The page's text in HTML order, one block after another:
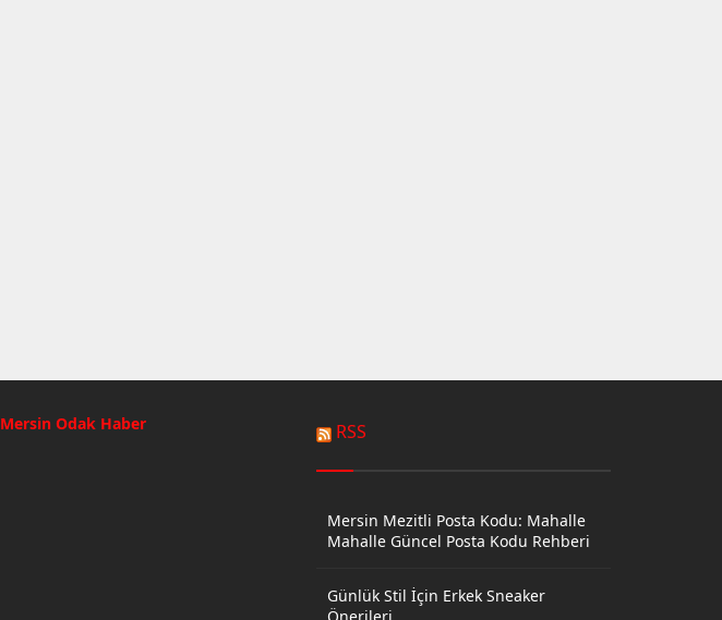
Mersin Odak Haber RSS
Mersin Mezitli Posta Kodu: Mahalle
Mahalle Güncel Posta Kodu Rehberi
Günlük Stil İçin Erkek Sneaker